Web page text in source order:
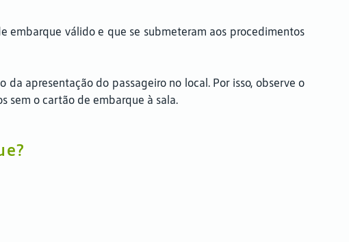
embarque válido e que se submeteram aos procedimentos
apresentação do passageiro no local. Por isso, observe o
sem o cartão de embarque à sala.